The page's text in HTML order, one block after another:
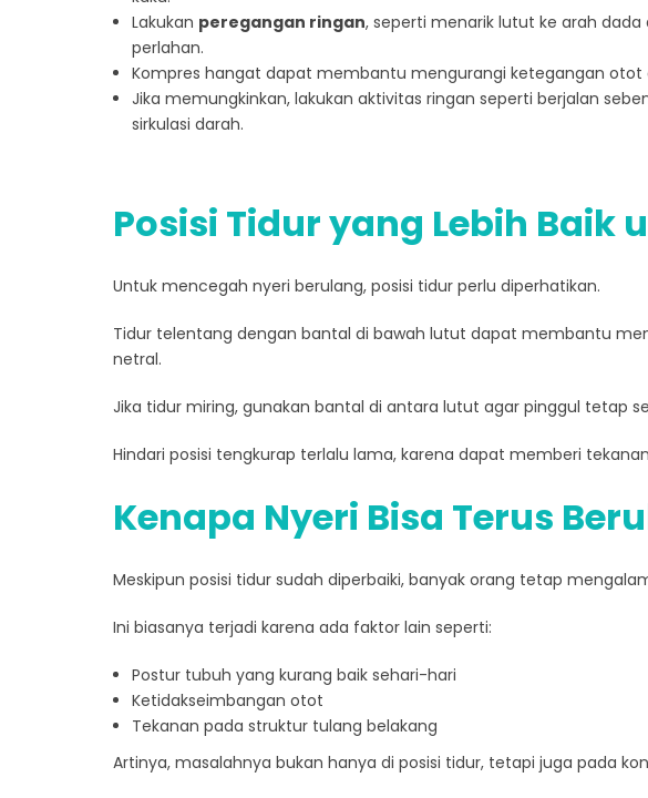
Lakukan peregangan ringan, seperti menarik lutut ke arah
perlahan.
Kompres hangat dapat membantu mengurangi ketegangan otot
Jika memungkinkan, lakukan aktivitas ringan seperti berjalan
sirkulasi darah.
Posisi Tidur yang Lebih Baik
Untuk mencegah nyeri berulang, posisi tidur perlu diperhatikan.
Tidur telentang dengan bantal di bawah lutut dapat membantu
netral.
Jika tidur miring, gunakan bantal di antara lutut agar pinggul tetap
Hindari posisi tengkurap terlalu lama, karena dapat memberi
Kenapa Nyeri Bisa Terus
Meskipun posisi tidur sudah diperbaiki, banyak orang tetap
Ini biasanya terjadi karena ada faktor lain seperti:
Postur tubuh yang kurang baik sehari-hari
Ketidakseimbangan otot
Tekanan pada struktur tulang belakang
Artinya, masalahnya bukan hanya di posisi tidur, tetapi juga pada